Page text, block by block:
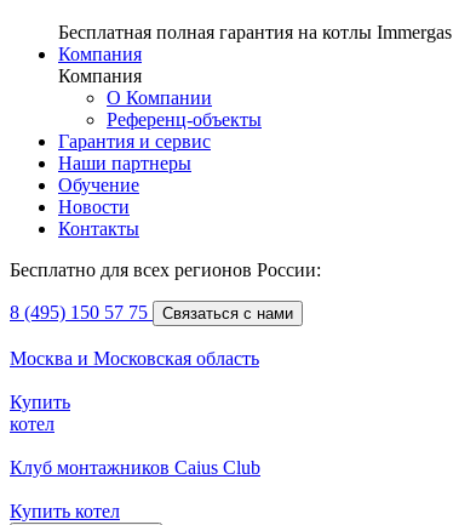
Бесплатная полная гарантия на котлы Immergas
Компания
Компания
О Компании
Референц-объекты
Гарантия и сервис
Наши партнеры
Обучение
Новости
Контакты
Бесплатно для всех регионов России:
8 (495) 150 57 75 Связаться с нами
Москва и Московская область
Купить
котел
Клуб монтажников Caius Club
Купить котел